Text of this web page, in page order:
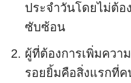
ประจำวันโดยไม่ต้
ซับซ้อน
ผู้ที่ต้องการเพิ่มควา
รอยยิ้มคือสิ่งแรกที่ค